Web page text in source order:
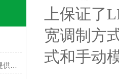
微孔板离心机，为生物样本分离提供可靠保障
上保证了
宽调制方
式和手动